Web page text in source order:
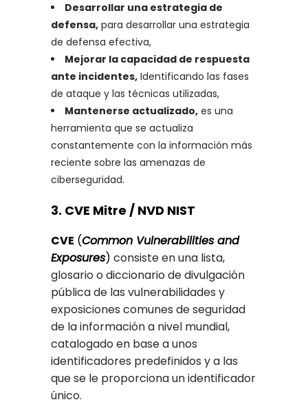
Desarrollar una estrategia de
defensa, para desarrollar una estrategia
de defensa efectiva,
Mejorar la capacidad de respuesta
ante incidentes, Identificando las fases
de ataque y las técnicas utilizadas,
Mantenerse actualizado, es una
herramienta que se actualiza
constantemente con la información más
reciente sobre las amenazas de
ciberseguridad.
3. CVE Mitre / NVD NIST
CVE (Common Vulnerabilities and
Exposures) consiste en una lista,
glosario o diccionario de divulgación
pública de las vulnerabilidades y
exposiciones comunes de seguridad
de la información a nivel mundial,
catalogado en base a unos
identificadores predefinidos y a las
que se le proporciona un identificador
único.